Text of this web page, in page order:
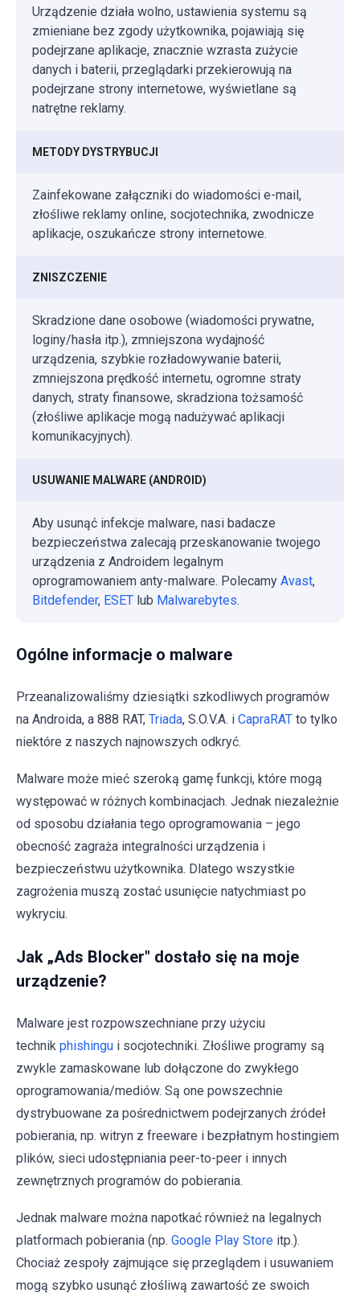
Urządzenie działa wolno, ustawienia systemu są
zmieniane bez zgody użytkownika, pojawiają się
podejrzane aplikacje, znacznie wzrasta zużycie
danych i baterii, przeglądarki przekierowują na
podejrzane strony internetowe, wyświetlane są
natrętne reklamy.
METODY DYSTRYBUCJI
Zainfekowane załączniki do wiadomości e-mail,
złośliwe reklamy online, socjotechnika, zwodnicze
aplikacje, oszukańcze strony internetowe.
ZNISZCZENIE
Skradzione dane osobowe (wiadomości prywatne,
loginy/hasła itp.), zmniejszona wydajność
urządzenia, szybkie rozładowywanie baterii,
zmniejszona prędkość internetu, ogromne straty
danych, straty finansowe, skradziona tożsamość
(złośliwe aplikacje mogą nadużywać aplikacji
komunikacyjnych).
USUWANIE MALWARE (ANDROID)
Aby usunąć infekcje malware, nasi badacze
bezpieczeństwa zalecają przeskanowanie twojego
urządzenia z Androidem legalnym
oprogramowaniem anty-malware. Polecamy Avast,
Bitdefender, ESET lub Malwarebytes.
Ogólne informacje o malware
Przeanalizowaliśmy dziesiątki szkodliwych programów
na Androida, a 888 RAT, Triada, S.O.V.A. i CapraRAT to tylko
niektóre z naszych najnowszych odkryć.
Malware może mieć szeroką gamę funkcji, które mogą
występować w różnych kombinacjach. Jednak niezależnie
od sposobu działania tego oprogramowania – jego
obecność zagraża integralności urządzenia i
bezpieczeństwu użytkownika. Dlatego wszystkie
zagrożenia muszą zostać usunięcie natychmiast po
wykryciu.
Jak „Ads Blocker" dostało się na moje
urządzenie?
Malware jest rozpowszechniane przy użyciu
technik phishingu i socjotechniki. Złośliwe programy są
zwykle zamaskowane lub dołączone do zwykłego
oprogramowania/mediów. Są one powszechnie
dystrybuowane za pośrednictwem podejrzanych źródeł
pobierania, np. witryn z freeware i bezpłatnym hostingiem
plików, sieci udostępniania peer-to-peer i innych
zewnętrznych programów do pobierania.
Jednak malware można napotkać również na legalnych
platformach pobierania (np. Google Play Store itp.).
Chociaż zespoły zajmujące się przeglądem i usuwaniem
mogą szybko usunąć złośliwą zawartość ze swoich